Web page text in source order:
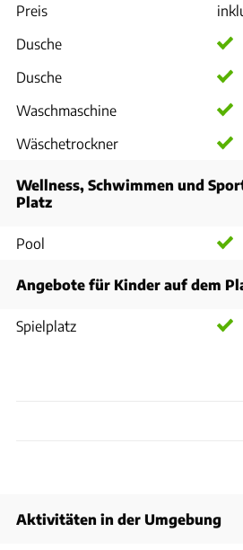
Preis
Dusche
Dusche
Waschmaschine
Wäschetrockner
Wellness, Schwimmen und
Platz
Pool
Angebote für Kinder auf dem
Spielplatz
Aktivitäten in der Umgebung